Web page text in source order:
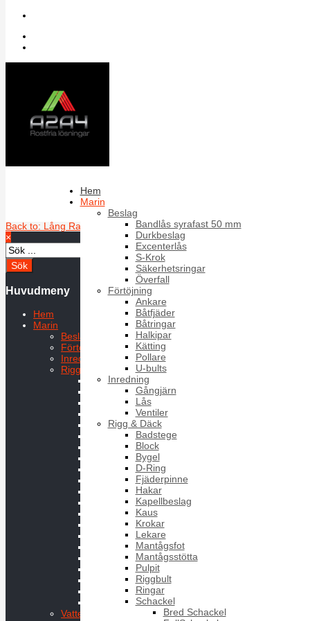
Hem
Marin
Beslag
Bandlås syrafast 50 mm
Durkbeslag
Excenterlås
S-Krok
Säkerhetsringar
Överfall
Förtöjning
Ankare
Båtfjäder
Båtringar
Halkipar
Kätting
Pollare
U-bults
Inredning
Gångjärn
Lås
Ventiler
Rigg & Däck
Badstege
Block
Bygel
D-Ring
Fjäderpinne
Hakar
Kapellbeslag
Kaus
Krokar
Lekare
Mantågsfot
Mantågsstötta
Pulpit
Riggbult
Ringar
Schackel
Bred Schackel
Sök bland artiklar
32,42 kr
32,42 kr
D= 8 mm, A4
Antal i förpackning:10
Schackel Rak Lång D= 6 mm, A4
Back to: Lång Rak Schackel
×
Huvudmeny
Hem
Marin
Beslag
Förtöjning
Inredning
Rigg & Däck
Badstege
Fjäderpinne
Kapellbeslag
Mantågsfot
Mantågsstötta
Schackel
Snabblänk
Öglefästen
Ögleskruv
Vatten och bränsle